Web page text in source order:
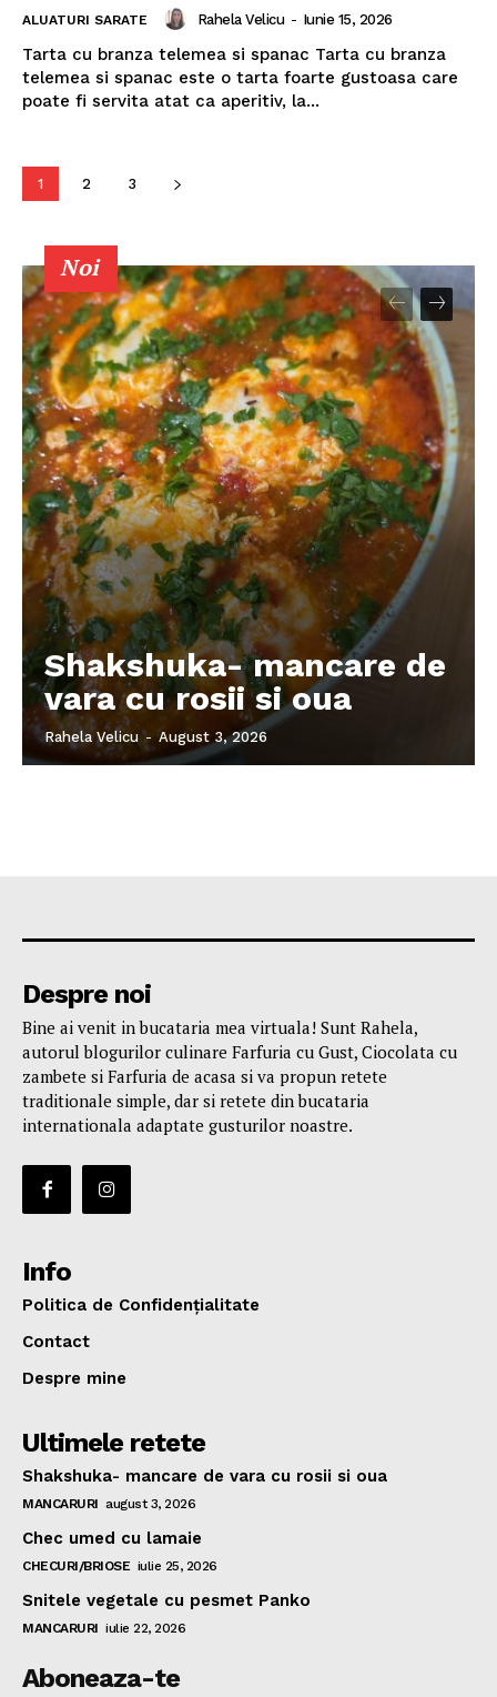
ALUATURI SARATE Rahela Velicu - Iunie 15, 2026
Tarta cu branza telemea si spanac Tarta cu branza
telemea si spanac este o tarta foarte gustoasa care
poate fi servita atat ca aperitiv, la...
1 2 3
Noi
Shakshuka- mancare de
vara cu rosii si oua
Rahela Velicu - August 3, 2026
Despre noi
Bine ai venit in bucataria mea virtuala! Sunt Rahela,
autorul blogurilor culinare Farfuria cu Gust, Ciocolata cu
zambete si Farfuria de acasa si va propun retete
traditionale simple, dar si retete din bucataria
internationala adaptate gusturilor noastre.
Info
Politica de Confidențialitate
Contact
Despre mine
Ultimele retete
Shakshuka- mancare de vara cu rosii si oua
MANCARURI august 3, 2026
Chec umed cu lamaie
CHECURI/BRIOSE iulie 25, 2026
Snitele vegetale cu pesmet Panko
MANCARURI iulie 22, 2026
Aboneaza-te